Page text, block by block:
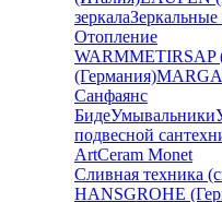
зеркала
Отопление
WARMMETIRSAP
(Германия)
Санфаянс
БидеУмывальники
подвесной
ArtCeram Monet
Сливная техника
HANSGROHE